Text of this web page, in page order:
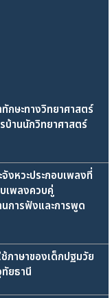
กษะทางวิทยาศาสตร์
บ้านนักวิทยาศาสตร์
งหวะประกอบเพลงที่
เพลงควบคู่
การฟังและการพูด
ภาษาของเด็กปฐมวัย
ยธานี